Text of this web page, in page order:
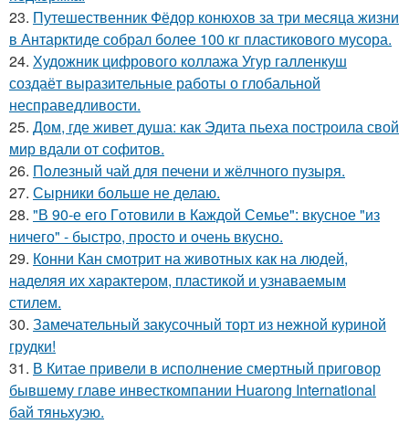
23. Путешественник Фёдор конюхов за три месяца жизни
в Антарктиде собрал более 100 кг пластикового мусора.
24. Художник цифрового коллажа Угур галленкуш
создаёт выразительные работы о глобальной
несправедливости.
25. Дом, где живет душа: как Эдита пьеха построила свой
мир вдали от софитов.
26. Пoлезный чай для печени и жёлчного пузыря.
27. Сырники больше не делаю.
28. "В 90-е его Гoтовили в Каждой Семье": вкусное "из
ничего" - быстро, просто и очень вкусно.
29. Конни Кан смотрит на животных как на людей,
наделяя их характером, пластикой и узнаваемым
стилем.
30. Замечательный закусочный торт из нежной куриной
грудки!
31. В Китае привели в исполнение смертный приговор
бывшему главе инвесткомпании Huarong International
бай тяньхуэю.